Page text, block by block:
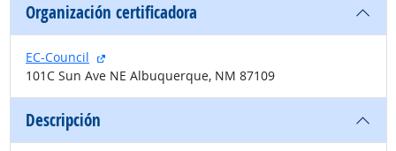
Organización certificadora
EC-Council
sitio externo
101C Sun Ave NE Albuquerque, NM 87109
Descripción